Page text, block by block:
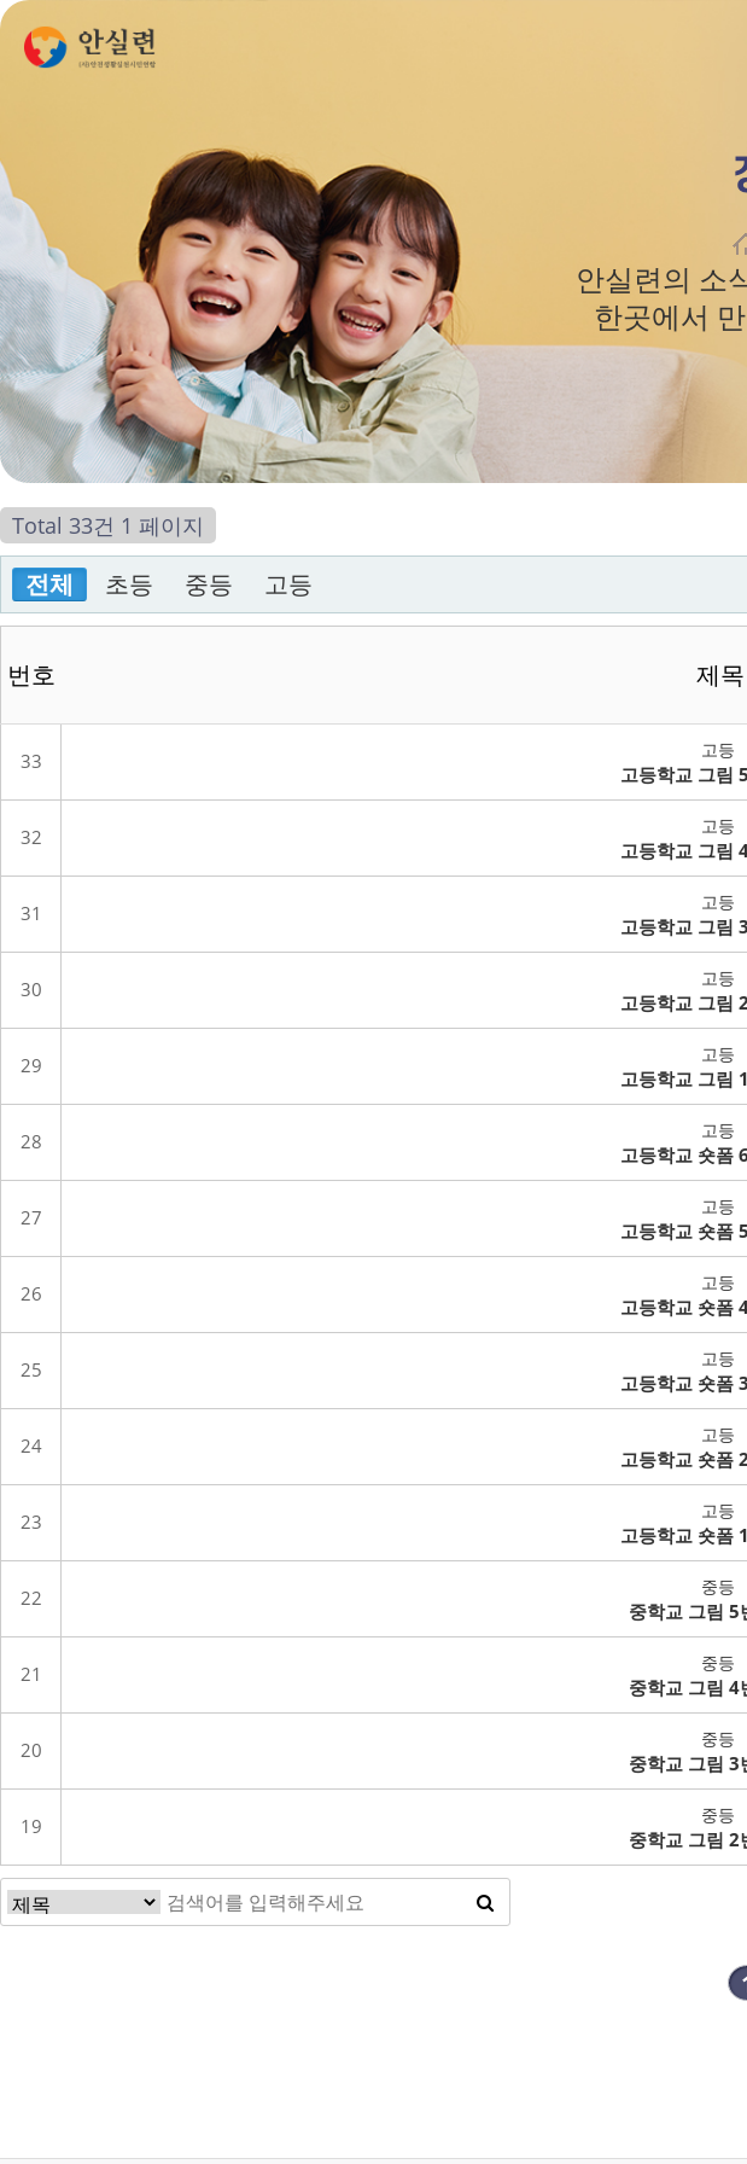
안실련의 소
한곳에서
Total 33건 1 페이지
전체 초등 중등 고등
번호 제목
33 고등
고등학교 그림
32 고등
고등학교 그림
31 고등
고등학교 그림
30 고등
고등학교 그림
29 고등
고등학교 그림
28 고등
고등학교 숏폼
27 고등
고등학교 숏폼
26 고등
고등학교 숏폼
25 고등
고등학교 숏폼
24 고등
고등학교 숏폼
23 고등
고등학교 숏폼
22 중등
중학교 그림 5
21 중등
중학교 그림 4
20 중등
중학교 그림 3
19 중등
중학교 그림 2